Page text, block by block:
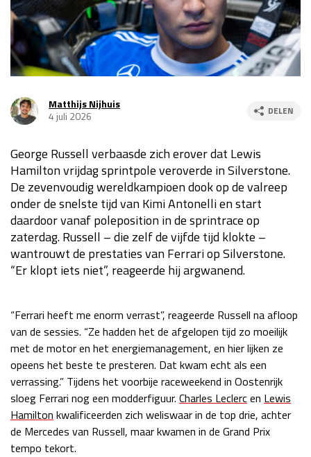
Race
za 13:00 - 15:00
GP VERENIGDE STATEN 2026 23 - 25 okt
Race
zo 21:00 - 23:00
GP MEXICO 2026 30 okt - 01 nov
Kwalificatie
za 22:00 - 23:00
Race
zo 21:00 - 23:00
GP SÃO PAULO 2026 06 - 08 nov
Kwalificatie
za 19:00 - 20:00
Race
zo 18:00 - 20:00
Kwalificatie
za 05:00 - 06:00
Race
zo 05:00 - 07:00
GP ABU DHABI 2026 04 - 06 dec
Kwalificatie
za 15:00 - 16:00
Race
zo 14:00 - 16:00
Matthijs Nijhuis
4 juli 2026
DELEN
George Russell verbaasde zich erover dat Lewis
Hamilton vrijdag sprintpole veroverde in Silverstone.
De zevenvoudig wereldkampioen dook op de valreep
onder de snelste tijd van Kimi Antonelli en start
daardoor vanaf poleposition in de sprintrace op
zaterdag. Russell – die zelf de vijfde tijd klokte –
wantrouwt de prestaties van Ferrari op Silverstone.
“Er klopt iets niet”, reageerde hij argwanend.
“Ferrari heeft me enorm verrast”, reageerde Russell na afloop
van de sessies. “Ze hadden het de afgelopen tijd zo moeilijk
met de motor en het energiemanagement, en hier lijken ze
opeens het beste te presteren. Dat kwam echt als een
verrassing.” Tijdens het voorbije raceweekend in Oostenrijk
sloeg Ferrari nog een modderfiguur. Charles Leclercen Lewis
Hamilton kwalificeerden zich weliswaar in de top drie, achter
de Mercedes van Russell, maar kwamen in de Grand Prix
tempo tekort.